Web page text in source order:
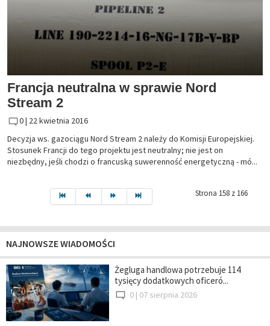
Francja neutralna w sprawie Nord
Stream 2
0 | 22 kwietnia 2016
Decyzja ws. gazociągu Nord Stream 2 należy do Komisji Europejskiej.
Stosunek Francji do tego projektu jest neutralny; nie jest on
niezbędny, jeśli chodzi o francuską suwerenność energetyczną - mó...
Strona 158 z 166
NAJNOWSZE WIADOMOŚCI
Żegluga handlowa potrzebuje 114
tysięcy dodatkowych oficeró...
0 | 07 sierpnia 2026